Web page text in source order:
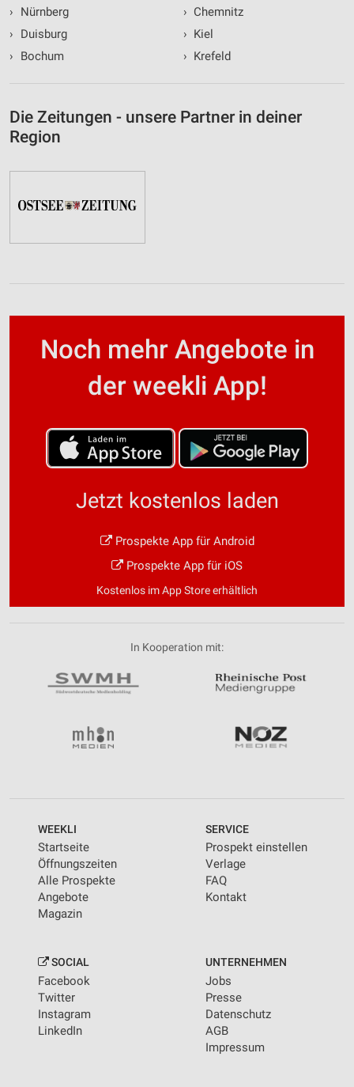
›
Nürnberg
›
Duisburg
›
Bochum
› Chemnitz
› Kiel
› Krefeld
Die Zeitungen - unsere Partner in deiner
Region
Noch mehr Angebote in
der weekli App!
Jetzt kostenlos laden
Prospekte App für Android
Prospekte App für iOS
Kostenlos im App Store erhältlich
In Kooperation mit:
WEEKLI
Startseite
Öffnungszeiten
Alle Prospekte
Angebote
Magazin
SERVICE
Prospekt einstellen
Verlage
FAQ
Kontakt
SOCIAL
Facebook
Twitter
Instagram
LinkedIn
UNTERNEHMEN
Jobs
Presse
Datenschutz
AGB
Impressum